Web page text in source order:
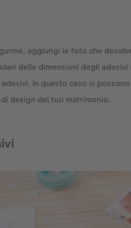
aggiungi le foto che
delle dimensioni degli adesivi
In questo caso si
design del tuo matrimonio.